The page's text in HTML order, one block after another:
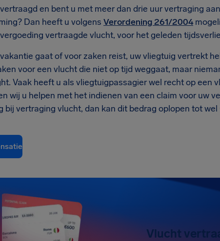
en bent u met meer dan drie uur vertraging
Dan heeft u volgens Verordening 261/2004
vertraagde vlucht, voor het geleden
gaat of voor zaken reist, uw vliegtuig vertrekt
voor een vlucht die niet op tijd weggaat, maar
Vaak heeft u als vliegtuigpassagier wel recht op een
wij u helpen met het indienen van een claim voor uw
bij vertraging vlucht, dan kan dit bedrag oplopen tot
Vlucht